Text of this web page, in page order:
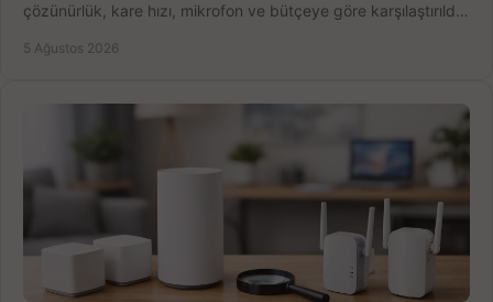
çözünürlük, kare hızı, mikrofon ve bütçeye göre karşılaştırıldı.
5 Ağustos 2026